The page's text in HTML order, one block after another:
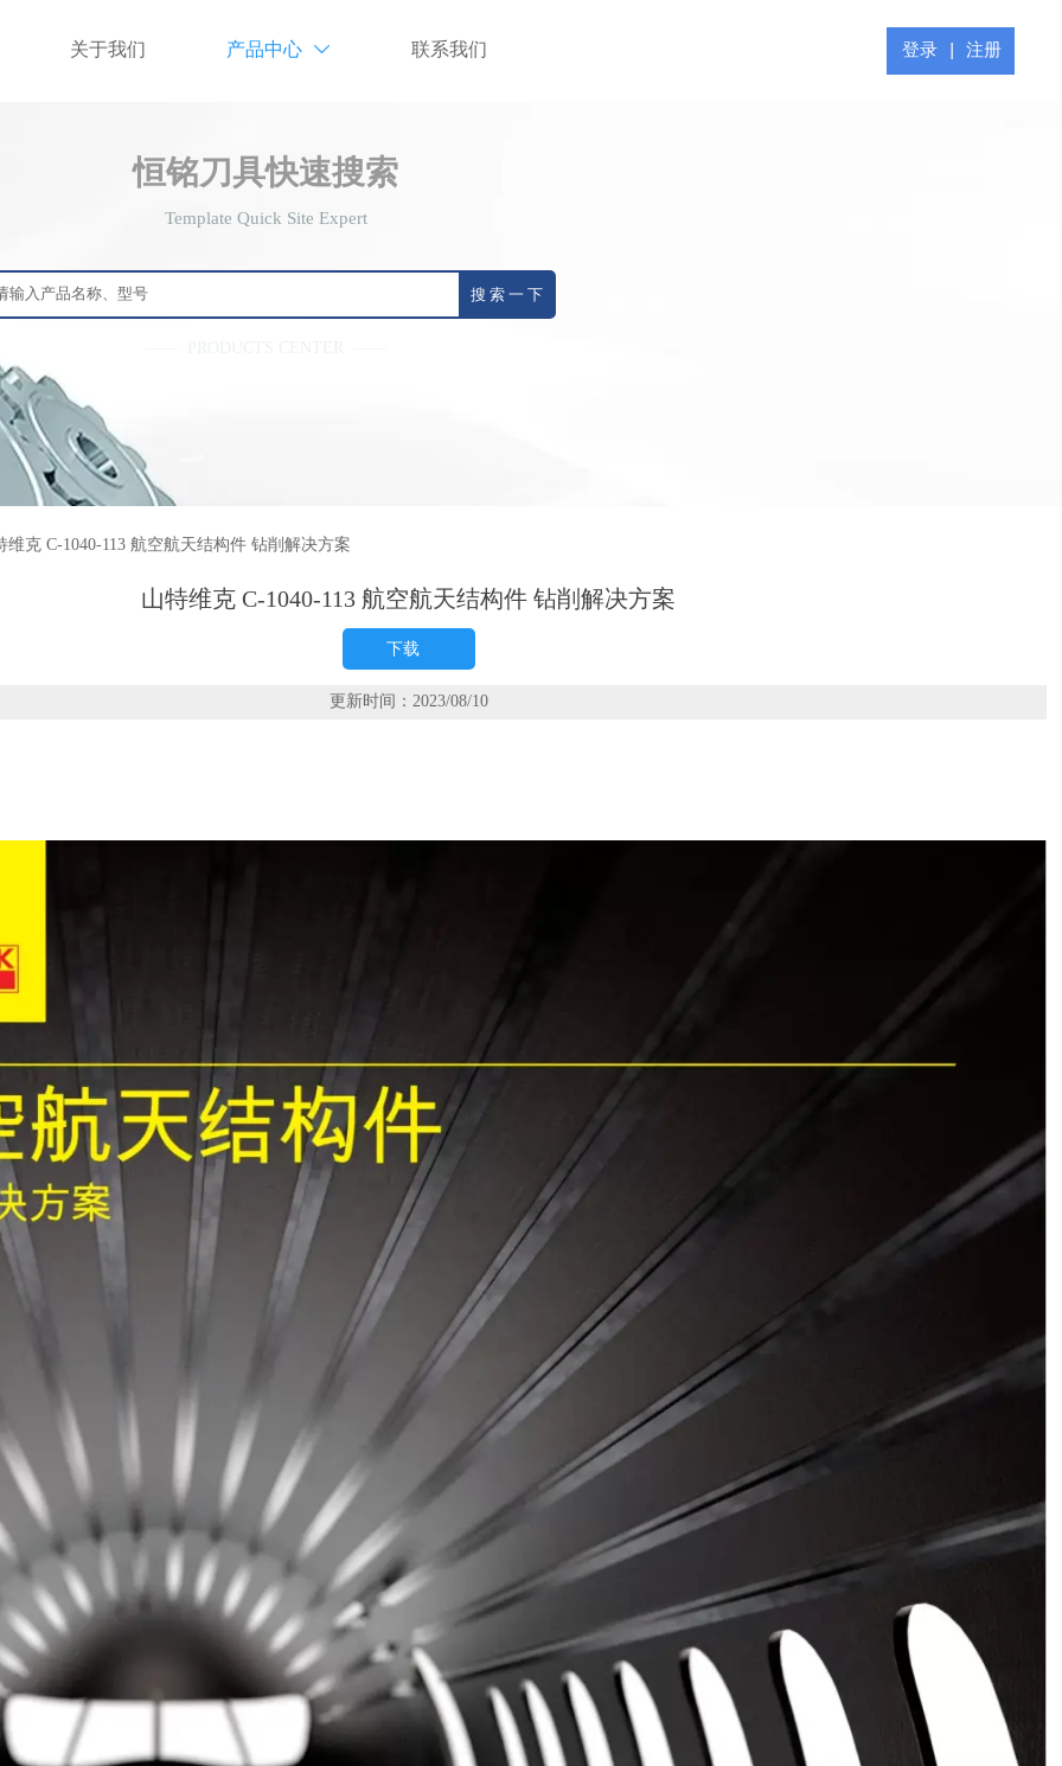
关于我们 产品中心  联系我们 登录 | 注册
恒铭刀具快速搜索
Template Quick Site Expert
搜 索 一 下
维克 C-1040-113 航空航天结构件 钻削解决方案
山特维克 C-1040-113 航空航天结构件 钻削解决方案
下载
更新时间：2023/08/10